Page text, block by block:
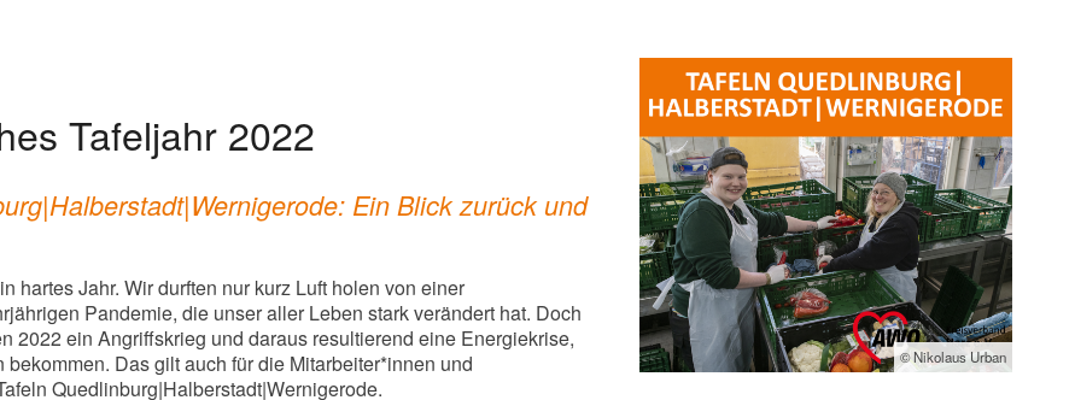
Tafeljahr 2022
Ein Blick zurück und
hartes Jahr. Wir durften nur kurz Luft holen von einer
Pandemie, die unser aller Leben stark verändert hat. Doch
2022 ein Angriffskrieg und daraus resultierend eine Energiekrise,
Das gilt auch für die Mitarbeiter*innen und
Quedlinburg|Halberstadt|Wernigerode.
© Nikolaus Urban